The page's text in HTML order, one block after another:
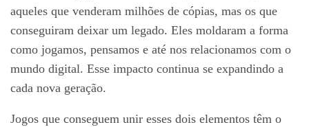
aqueles que venderam milhões de cópias, mas os que
conseguiram deixar um legado. Eles moldaram a forma
como jogamos, pensamos e até nos relacionamos com o
mundo digital. Esse impacto continua se expandindo a
cada nova geração.
Jogos que conseguem unir esses dois elementos têm o